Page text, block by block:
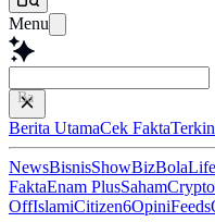
Menu
Baca lebih cepat.
Berita UtamaCek Fakta
NewsBisnisShowBizBola
FaktaEnam PlusSahamCrypto
OffIslamiCitizen6OpiniFeeds